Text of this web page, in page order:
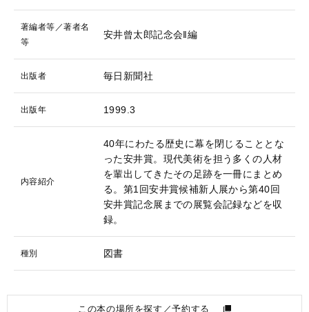
著編者等／著者名
等
安井曾太郎記念会‖編
出版者 毎日新聞社
出版年 1999.3
内容紹介
40年にわたる歴史に幕を閉じることとな
った安井賞。現代美術を担う多くの人材
を輩出してきたその足跡を一冊にまとめ
る。第1回安井賞候補新人展から第40回
安井賞記念展までの展覧会記録などを収
録。
種別 図書
この本の場所を探す／予約する